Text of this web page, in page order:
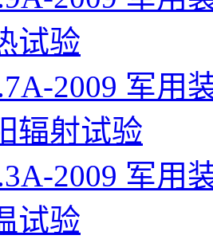
试验
2009 军用
辐射试验
2009 军用
试验